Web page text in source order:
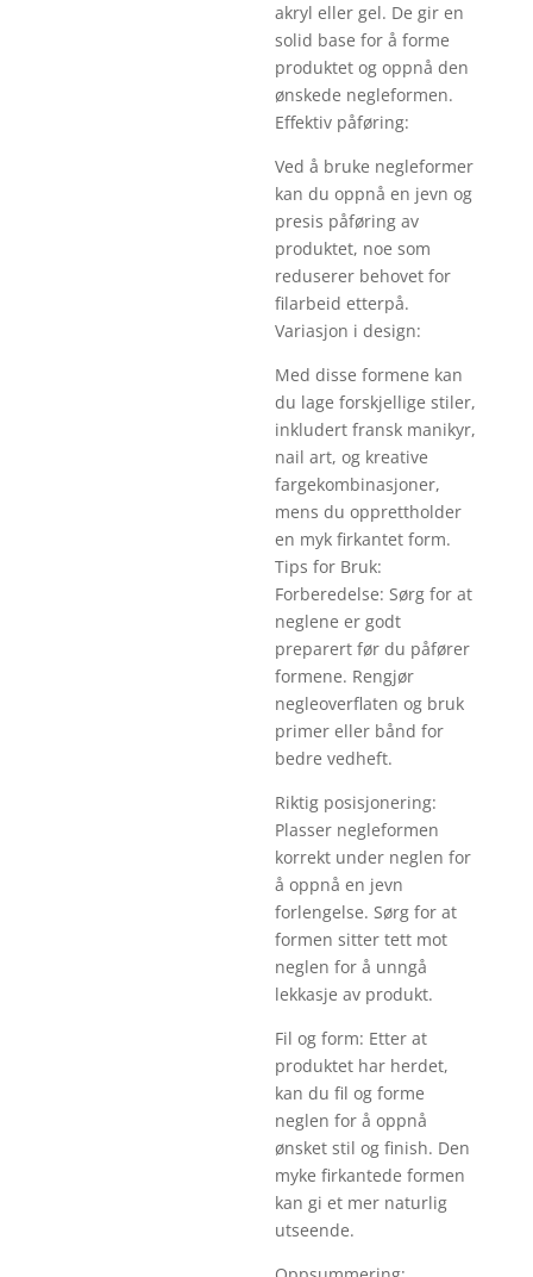
akryl eller gel. De gir en
solid base for å forme
produktet og oppnå den
ønskede negleformen.
Effektiv påføring:
Ved å bruke negleformer
kan du oppnå en jevn og
presis påføring av
produktet, noe som
reduserer behovet for
filarbeid etterpå.
Variasjon i design:
Med disse formene kan
du lage forskjellige stiler,
inkludert fransk manikyr,
nail art, og kreative
fargekombinasjoner,
mens du opprettholder
en myk firkantet form.
Tips for Bruk:
Forberedelse: Sørg for at
neglene er godt
preparert før du påfører
formene. Rengjør
negleoverflaten og bruk
primer eller bånd for
bedre vedheft.
Riktig posisjonering:
Plasser negleformen
korrekt under neglen for
å oppnå en jevn
forlengelse. Sørg for at
formen sitter tett mot
neglen for å unngå
lekkasje av produkt.
Fil og form: Etter at
produktet har herdet,
kan du fil og forme
neglen for å oppnå
ønsket stil og finish. Den
myke firkantede formen
kan gi et mer naturlig
utseende.